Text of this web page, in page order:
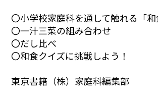
〇小学校家庭科を通して触れる「和
〇一汁三菜の組み合わせ
〇だし比べ
〇和食クイズに挑戦しよう！
東京書籍（株）家庭科編集部